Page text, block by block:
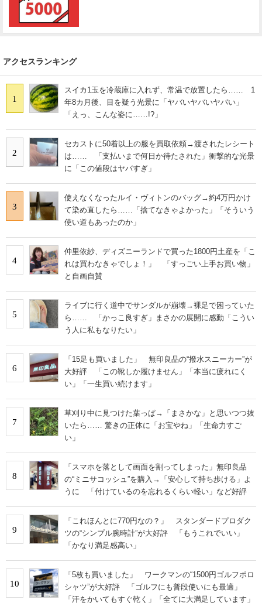
アクセスランキング
1
スイカ1玉を冷蔵庫に入れず、常温で放置したら…… 1
年8カ月後、目を疑う光景に「ヤバいヤバいヤバい」
「えっ、こんな姿に……!?」
2
セカストに50着以上の服を買取依頼→渡されたレシート
は…… 「支払いまで何日か待たされた」衝撃的な光景
に「この値段はヤバすぎ」
3
使えなくなったルイ・ヴィトンのバッグ→約4万円かけ
て染め直したら……「捨てなきゃよかった」「そういう
使い道もあったのか」
4
仲里依紗、ディズニーランドで買った1800円土産を「こ
れは買わなきゃでしょ！」 「すっごい上手お買い物」
と自画自賛
5
ライブに行く道中でサンダルが崩壊→裸足で困っていた
ら…… 「かっこ良すぎ」まさかの展開に感動「こうい
う人に私もなりたい」
6
「15足も買いました」 無印良品の“撥水スニーカー”が
大好評 「この靴しか履けません」「本当に疲れにく
い」「一生買い続けます」
7
草刈り中に見つけた葉っぱ→「まさかな」と思いつつ抜
いたら…… 驚きの正体に「お宝やね」「生命力すご
い」
8
「スマホを落として画面を割ってしまった」無印良品
の“ミニサコッシュ”を購入→「安心して持ち歩ける」よ
うに 「付けているのを忘れるくらい軽い」など好評
9
「これほんとに770円なの？」 スタンダードプロダク
ツの“シンプル腕時計”が大好評 「もうこれでいい」
「かなり満足感高い」
10
「5枚も買いました」 ワークマンの“1500円ゴルフポロ
シャツ”が大好評 「ゴルフにも普段使いにも最適」
「汗をかいてもすぐ乾く」「全てに大満足しています」